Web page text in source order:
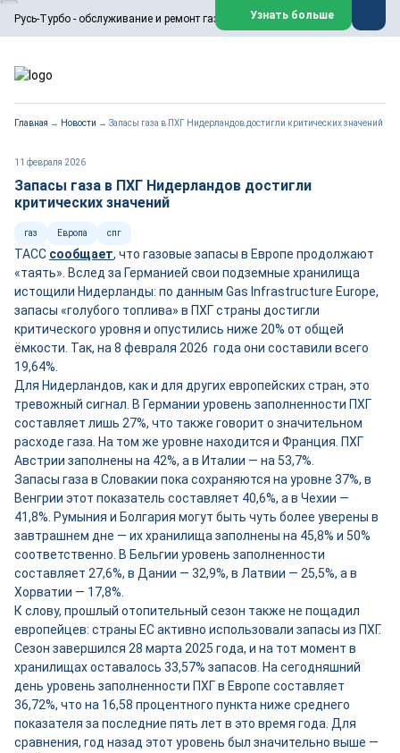
Русь-Турбо - обслуживание и ремонт газовых паровых турбин
ООО «Русь-Турбо» занимается сервисом газовых и паровых
турбин, комплексным ремонтом, восстановлением,
техническим обслуживанием оборудования ТЭС,
работают на нефтегазовых, нефтехимических,
металлургических и других предприятиях.
Реклама. ООО «Русь-Турбо», ИНН 7802588950
Перейти на сайт
Узнать больше
Главная → Новости → Запасы газа в ПХГ Нидерландов достигли критических значений
11 февраля 2026
Запасы газа в ПХГ Нидерландов достигли
критических значений
газ Европа спг
ТАСС сообщает, что газовые запасы в Европе продолжают
«таять». Вслед за Германией свои подземные хранилища
истощили Нидерланды: по данным Gas Infrastructure Europe,
запасы «голубого топлива» в ПХГ страны достигли
критического уровня и опустились ниже 20% от общей
ёмкости. Так, на 8 февраля 2026 года они составили всего
19,64%.
Для Нидерландов, как и для других европейских стран, это
тревожный сигнал. В Германии уровень заполненности ПХГ
составляет лишь 27%, что также говорит о значительном
расходе газа. На том же уровне находится и Франция. ПХГ
Австрии заполнены на 42%, а в Италии — на 53,7%.
Запасы газа в Словакии пока сохраняются на уровне 37%, в
Венгрии этот показатель составляет 40,6%, а в Чехии —
41,8%. Румыния и Болгария могут быть чуть более уверены в
завтрашнем дне — их хранилища заполнены на 45,8% и 50%
соответственно. В Бельгии уровень заполненности
составляет 27,6%, в Дании — 32,9%, в Латвии — 25,5%, а в
Хорватии — 17,8%.
К слову, прошлый отопительный сезон также не пощадил
европейцев: страны ЕС активно использовали запасы из ПХГ.
Сезон завершился 28 марта 2025 года, и на тот момент в
хранилищах оставалось 33,57% запасов. На сегодняшний
день уровень заполненности ПХГ в Европе составляет
36,72%, что на 16,58 процентного пункта ниже среднего
показателя за последние пять лет в это время года. Для
сравнения, год назад этот уровень был значительно выше —